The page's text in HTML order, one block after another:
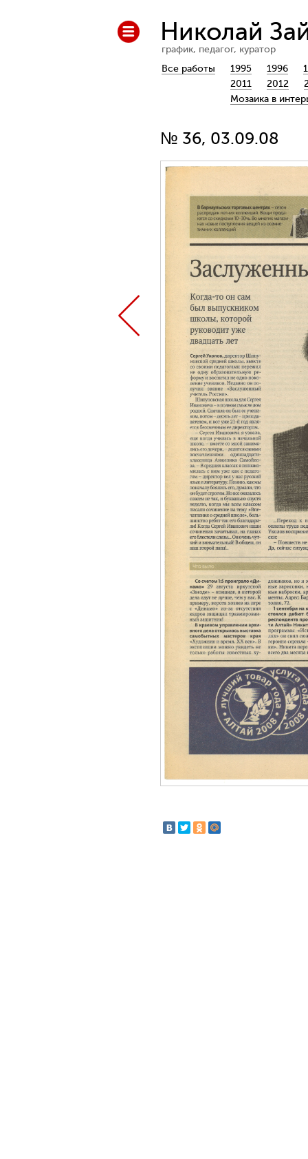
Николай
график, педагог, куратор
Все работы
1995 1996
2011
2012
Мозаика в
№ 36, 03.09.08